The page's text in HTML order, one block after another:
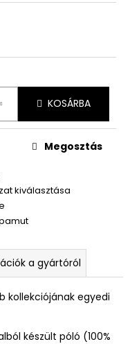
KOSÁRBA
kiválasztása
Megosztás
a gyártóról
kollekciójának egyedi
készült póló (100%